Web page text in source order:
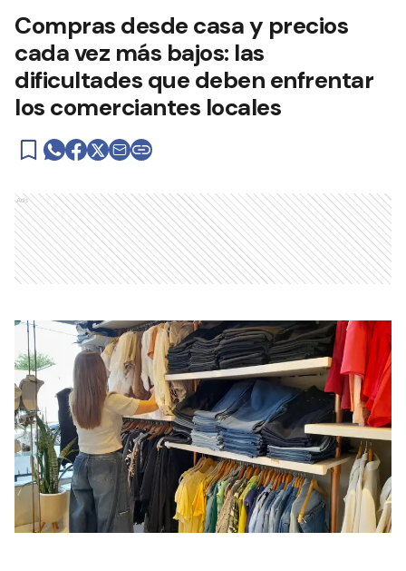
Compras desde casa y precios
cada vez más bajos: las
dificultades que deben enfrentar
los comerciantes locales
Ads